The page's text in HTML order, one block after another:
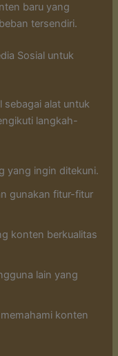
baru yang
tersendiri.
Sosial untuk
sebagai alat untuk
langkah-
yang ingin ditekuni.
gunakan fitur-fitur
konten berkualitas
lain yang
konten